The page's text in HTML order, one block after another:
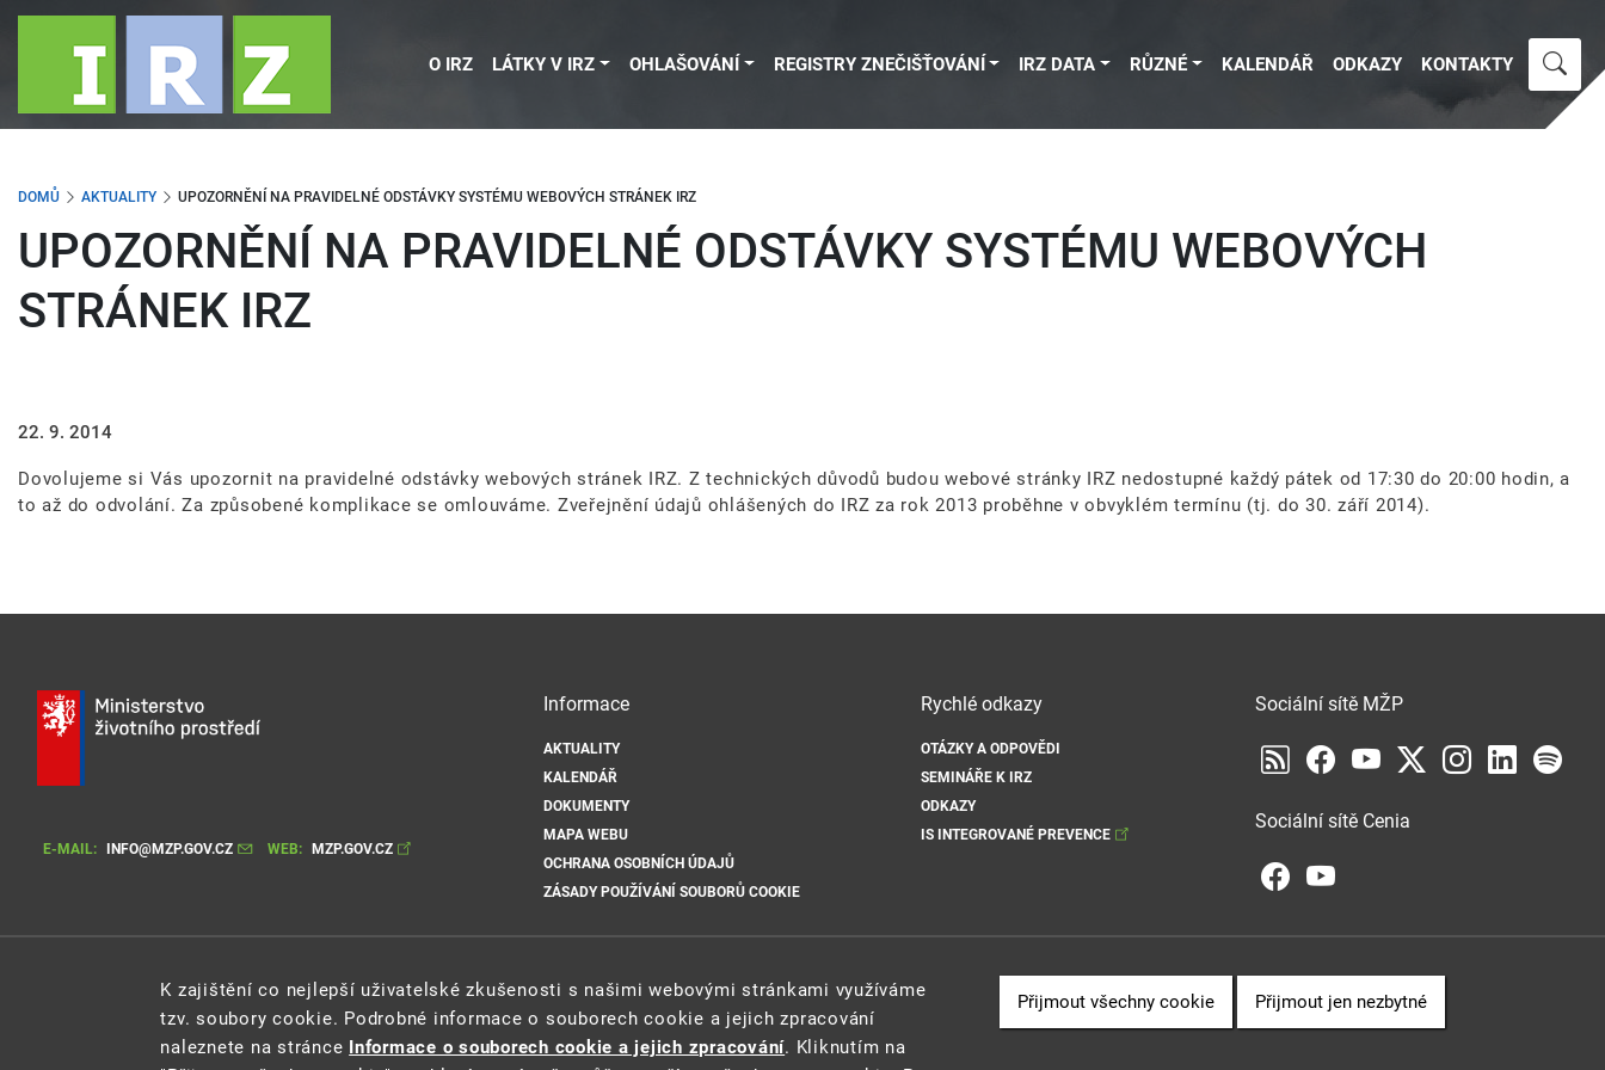
Přejít
O IRZ LÁTKY V IRZ OHLAŠOVÁNÍ REGISTRY ZNEČIŠŤOVÁNÍ IRZ DATA RŮZNÉ KALENDÁŘ ODKAZY KONTAKTY
DOMŮ AKTUALITY UPOZORNĚNÍ NA PRAVIDELNÉ ODSTÁVKY SYSTÉMU WEBOVÝCH STRÁNEK IRZ
UPOZORNĚNÍ NA PRAVIDELNÉ ODSTÁVKY SYSTÉMU WEBOVÝCH
STRÁNEK IRZ
22. 9. 2014
Dovolujeme si Vás upozornit na pravidelné odstávky webových stránek IRZ. Z technických důvodů budou webové stránky IRZ nedostupné každý pátek od 17:30 do 20:00 hodin, a
to až do odvolání. Za způsobené komplikace se omlouváme. Zveřejnění údajů ohlášených do IRZ za rok 2013 proběhne v obvyklém termínu (tj. do 30. září 2014).
E-MAIL: INFO@MZP.GOV.CZ WEB: MZP.GOV.CZ
Informace
AKTUALITY
KALENDÁŘ
DOKUMENTY
MAPA WEBU
OCHRANA OSOBNÍCH ÚDAJŮ
ZÁSADY POUŽÍVÁNÍ SOUBORŮ COOKIE
Rychlé odkazy
OTÁZKY A ODPOVĚDI
SEMINÁŘE K IRZ
ODKAZY
IS INTEGROVANÉ PREVENCE
Sociální sítě MŽP
Sociální sítě Cenia
2021 ©Ministerstvo životního prostředí
K zajištění co nejlepší uživatelské zkušenosti s našimi webovými stránkami využíváme
tzv. soubory cookie. Podrobné informace o souborech cookie a jejich zpracování
naleznete na stránce Informace o souborech cookie a jejich zpracování. Kliknutím na
Přijmout všechny cookie Přijmout jen nezbytné